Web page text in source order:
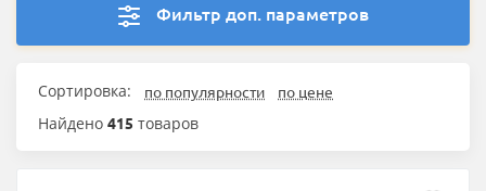
Фильтр доп. параметров
Сортировка: по популярности по цене
Найдено 415 товаров